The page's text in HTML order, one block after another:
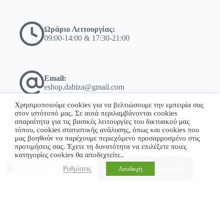
Ωράριο Λειτουργίας:
09:00-14:00 & 17:30-21:00
Email:
eshop.dabiza@gmail.com
+30 23860 23775
Copyright © 2026 - WordPress Theme by Σκόδρας Ηλίας
OMNYS WNM-9WH25GD Πλυντήριο Ρούχων 9kg 1400 Στροφών Inverter A με 5 Χρόνια Εγγύηση Προσθήκη στο καλάθι
Χρησιμοποιούμε cookies για να βελτιώσουμε την εμπειρία σας
στον ιστότοπό μας. Σε αυτά περιλαμβάνονται cookies
απαραίτητα για τις βασικές λειτουργίες του δικτυακού μας
τόπου, cookies στατιστικής ανάλυσης, όπως και cookies που
μας βοηθούν να παρέχουμε περιεχόμενο προσαρμοσμένο στις
προτιμήσεις σας. Έχετε τη δυνατότητα να επιλέξετε ποιες
κατηγορίες cookies θα αποδεχτείτε..
Ρυθμίσεις
Αποδοχή